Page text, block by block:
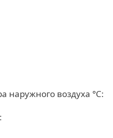
наружного воздуха °С: